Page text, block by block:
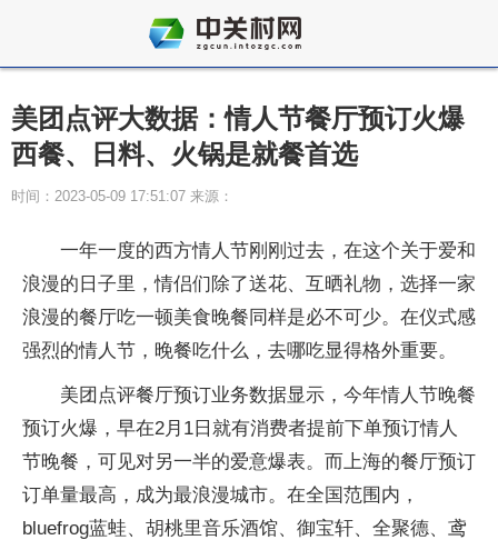
美团点评大数据：情人节餐厅预订火爆
西餐、日料、火锅是就餐首选
时间：2023-05-09 17:51:07 来源：
一年一度的西方情人节刚刚过去，在这个关于爱和
浪漫的日子里，情侣们除了送花、互晒礼物，选择一家
浪漫的餐厅吃一顿美食晚餐同样是必不可少。在仪式感
强烈的情人节，晚餐吃什么，去哪吃显得格外重要。
美团点评餐厅预订业务数据显示，今年情人节晚餐
预订火爆，早在2月1日就有消费者提前下单预订情人
节晚餐，可见对另一半的爱意爆表。而上海的餐厅预订
订单量最高，成为最浪漫城市。在全国范围内，
bluefrog蓝蛙、胡桃里音乐酒馆、御宝轩、全聚德、鸢